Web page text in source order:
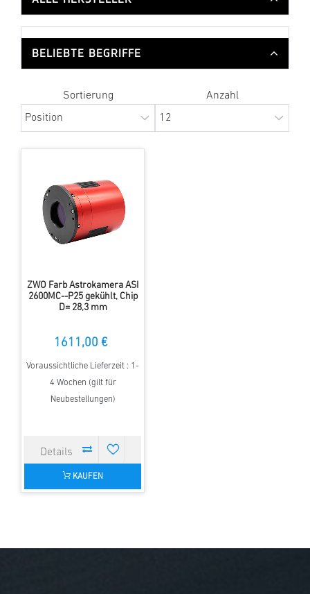
BELIEBTE BEGRIFFE
Sortierung Anzahl
ZWO Farb Astrokamera ASI
2600MC--P25 gekühlt, Chip
D= 28,3 mm
1611,00 €
Voraussichtliche Lieferzeit : 1-
4 Wochen (gilt für
Neubestellungen)
KAUFEN